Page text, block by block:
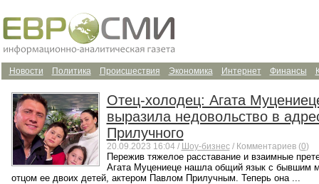
Финансы
Интернет
Экономика
Происшествия
Политика
Новости
Отец-холодец: Агата
выразила недовольство в
Прилучного
20.09.2023 16:04 / Шоу-бизнес/ Комментариев (0)
Пережив тяжелое расставание и взаимные
Агата Муцениеце нашла общий язык с бывшим
отцом ее двоих детей, актером Павлом Прилучным. Теперь она ...